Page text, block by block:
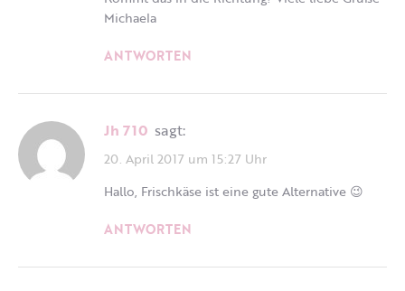
Michaela
ANTWORTEN
Jh 710 sagt:
20. April 2017 um 15:27 Uhr
Hallo, Frischkäse ist eine gute Alternative 😉
ANTWORTEN